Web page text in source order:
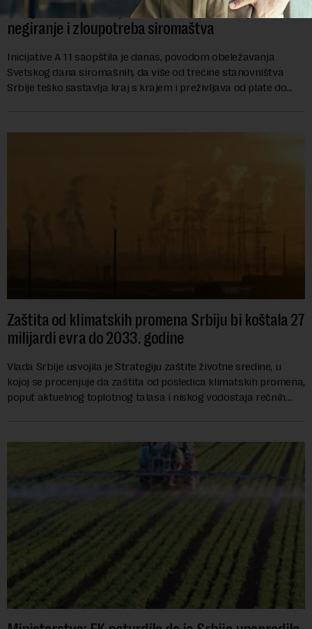
Inicijativa A11: Srbija država socijalne nepravde,
negiranje i zloupotreba siromaštva
Inicijative A 11 saopštila je danas, povodom obeležavanja
Svetskog dana siromašnih, da više od trećine stanovništva
Srbije teško sastavlja kraj s krajem i preživljava od plate do
Zaštita od klimatskih promena Srbiju bi koštala 27
milijardi evra do 2033. godine
Vlada Srbije usvojila je Strategiju zaštite životne sredine, u
kojoj se procenjuje da zaštita od posledica klimatskih promena,
poput aktuelnog toplotnog talasa i niskog vodostaja rečnih